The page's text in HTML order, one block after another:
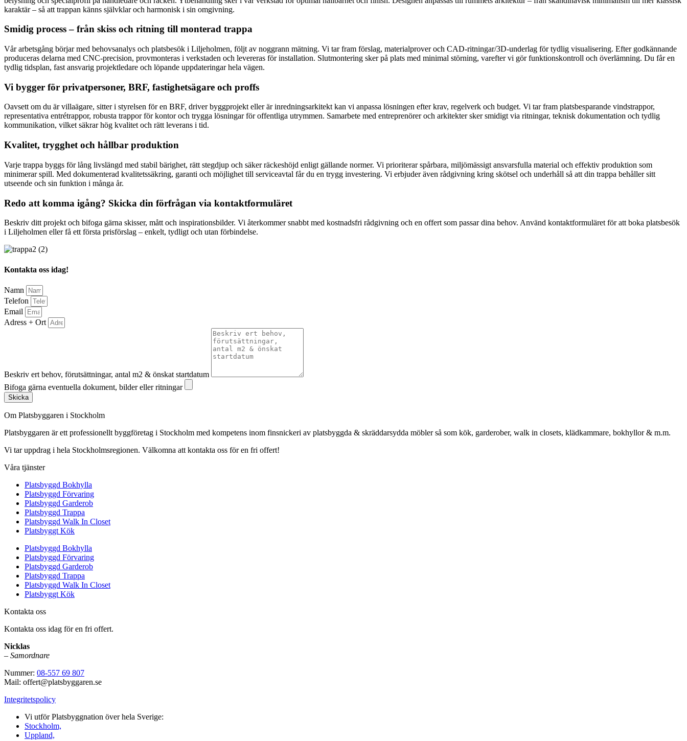
karaktär – så att trappan känns självklar och harmonisk i sin omgivning.
Smidig process – från skiss och ritning till monterad trappa
Vår arbetsgång börjar med behovsanalys och platsbesök i Liljeholmen, följt av noggrann mätning. Vi tar fram förslag, materialprover och CAD-ritningar/3D-underlag för tydlig visualisering. Efter godkännande
produceras delarna med CNC-precision, provmonteras i verkstaden och levereras för installation. Slutmontering sker på plats med minimal störning, varefter vi gör funktionskontroll och överlämning. Du får en
tydlig tidsplan, fast ansvarig projektledare och löpande uppdateringar hela vägen.
Vi bygger för privatpersoner, BRF, fastighetsägare och proffs
Oavsett om du är villaägare, sitter i styrelsen för en BRF, driver byggprojekt eller är inredningsarkitekt kan vi anpassa lösningen efter krav, regelverk och budget. Vi tar fram platsbesparande vindstrappor,
representativa entrétrappor, robusta trappor för kontor och trygga lösningar för offentliga utrymmen. Samarbete med entreprenörer och arkitekter sker smidigt via ritningar, teknisk dokumentation och tydlig
kommunikation, vilket säkrar hög kvalitet och rätt leverans i tid.
Kvalitet, trygghet och hållbar produktion
Varje trappa byggs för lång livslängd med stabil bärighet, rätt stegdjup och säker räckeshöjd enligt gällande normer. Vi prioriterar spårbara, miljömässigt ansvarsfulla material och effektiv produktion som
minimerar spill. Med dokumenterad kvalitetssäkring, garanti och möjlighet till serviceavtal får du en trygg investering. Vi erbjuder även rådgivning kring skötsel och underhåll så att din trappa behåller sitt
utseende och sin funktion i många år.
Redo att komma igång? Skicka din förfrågan via kontaktformuläret
Beskriv ditt projekt och bifoga gärna skisser, mått och inspirationsbilder. Vi återkommer snabbt med kostnadsfri rådgivning och en offert som passar dina behov. Använd kontaktformuläret för att boka platsbesök
i Liljeholmen eller få ett första prisförslag – enkelt, tydligt och utan förbindelse.
Kontakta oss idag!
Namn
Telefon
Email
Adress + Ort
Beskriv ert behov, förutsättningar, antal m2 & önskat startdatum
Bifoga gärna eventuella dokument, bilder eller ritningar
Skicka
Om Platsbyggaren i Stockholm
Platsbyggaren är ett professionellt byggföretag i Stockholm med kompetens inom finsnickeri av platsbyggda & skräddarsydda möbler så som kök, garderober, walk in closets, klädkammare, bokhyllor & m.m.
Vi tar uppdrag i hela Stockholmsregionen. Välkomna att kontakta oss för en fri offert!
Våra tjänster
Platsbyggd Bokhylla
Platsbyggd Förvaring
Platsbyggd Garderob
Platsbyggd Trappa
Platsbyggd Walk In Closet
Platsbyggt Kök
Platsbyggd Bokhylla
Platsbyggd Förvaring
Platsbyggd Garderob
Platsbyggd Trappa
Platsbyggd Walk In Closet
Platsbyggt Kök
Kontakta oss
Kontakta oss idag för en fri offert.
Nicklas
– Samordnare
Nummer: 08-557 69 807
Mail: offert@platsbyggaren.se
Integritetspolicy
Vi utför Platsbyggnation över hela Sverige:
Stockholm,
Uppland,